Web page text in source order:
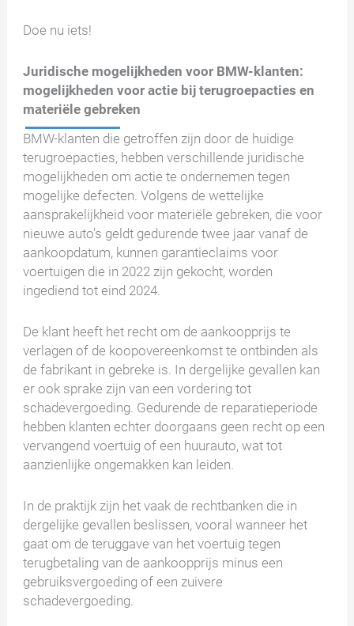
Doe nu iets!
Juridische mogelijkheden voor BMW-klanten:
mogelijkheden voor actie bij terugroepacties en
materiële gebreken
BMW-klanten die getroffen zijn door de huidige
terugroepacties, hebben verschillende juridische
mogelijkheden om actie te ondernemen tegen
mogelijke defecten. Volgens de wettelijke
aansprakelijkheid voor materiële gebreken, die voor
nieuwe auto's geldt gedurende twee jaar vanaf de
aankoopdatum, kunnen garantieclaims voor
voertuigen die in 2022 zijn gekocht, worden
ingediend tot eind 2024.
De klant heeft het recht om de aankoopprijs te
verlagen of de koopovereenkomst te ontbinden als
de fabrikant in gebreke is. In dergelijke gevallen kan
er ook sprake zijn van een vordering tot
schadevergoeding. Gedurende de reparatieperiode
hebben klanten echter doorgaans geen recht op een
vervangend voertuig of een huurauto, wat tot
aanzienlijke ongemakken kan leiden.
In de praktijk zijn het vaak de rechtbanken die in
dergelijke gevallen beslissen, vooral wanneer het
gaat om de teruggave van het voertuig tegen
terugbetaling van de aankoopprijs minus een
gebruiksvergoeding of een zuivere
schadevergoeding.